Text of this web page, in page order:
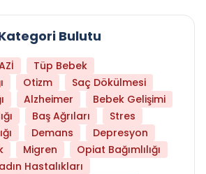
Bulutu
Tüp Bebek
Otizm
Saç Dökülmesi
Alzheimer
Bebek Gelişimi
Baş Ağrıları
Stres
Demans
Depresyon
Migren
Opiat Bağımlılığı
Hastalıkları